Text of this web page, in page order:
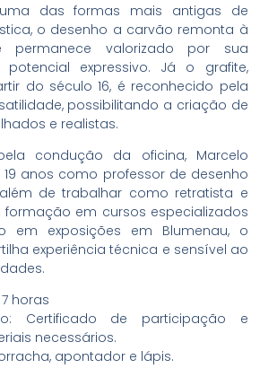
das formas mais antigas de
o desenho a carvão remonta à
permanece valorizado por sua
potencial expressivo. Já o grafite,
do século 16, é reconhecido pela
possibilitando a criação de
e realistas.
condução da oficina, Marcelo
anos como professor de desenho
de trabalhar como retratista e
formação em cursos especializados
em exposições em Blumenau, o
experiência técnica e sensível ao
horas
Certificado de participação e
necessários.
apontador e lápis.